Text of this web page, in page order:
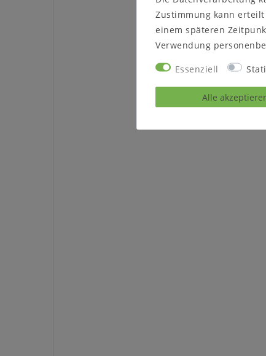
Zustimmung kann
einem späteren
Verwendung
Essenziell
Alle